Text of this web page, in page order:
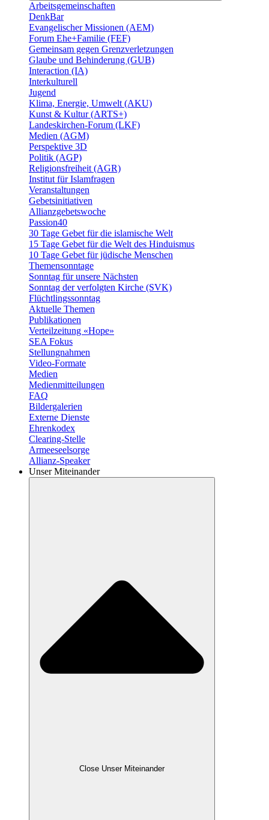
Arbeitsgemeinschaften
DenkBar
Evangelischer Missionen (AEM)
Forum Ehe+Familie (FEF)
Gemeinsam gegen Grenzverletzungen
Glaube und Behinderung (GUB)
Interaction (IA)
Interkulturell
Jugend
Klima, Energie, Umwelt (AKU)
Kunst & Kultur (ARTS+)
Landeskirchen-Forum (LKF)
Medien (AGM)
Perspektive 3D
Politik (AGP)
Religionsfreiheit (AGR)
Institut für Islamfragen
Veranstaltungen
Gebetsinitiativen
Allianzgebetswoche
Passion40
30 Tage Gebet für die islamische Welt
15 Tage Gebet für die Welt des Hinduismus
10 Tage Gebet für jüdische Menschen
Themensonntage
Sonntag für unsere Nächsten
Sonntag der verfolgten Kirche (SVK)
Flüchtlingssonntag
Aktuelle Themen
Publikationen
Verteilzeitung «Hope»
SEA Fokus
Stellungnahmen
Video-Formate
Medien
Medienmitteilungen
FAQ
Bildergalerien
Externe Dienste
Ehrenkodex
Clearing-Stelle
Armeeseelsorge
Allianz-Speaker
Unser Miteinander
Close Unser Miteinander